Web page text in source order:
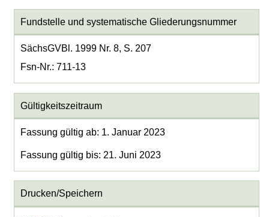
Fundstelle und systematische Gliederungsnummer
SächsGVBl. 1999 Nr. 8, S. 207
Fsn-Nr.: 711-13
Gültigkeitszeitraum
Fassung gültig ab: 1. Januar 2023
Fassung gültig bis: 21. Juni 2023
Drucken/Speichern